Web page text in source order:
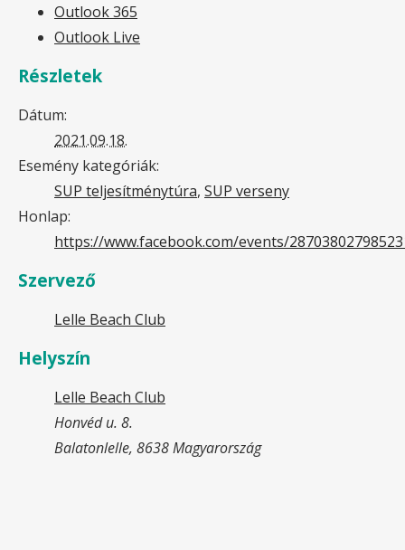
Outlook 365
Outlook Live
Részletek
Dátum:
2021.09.18.
Esemény kategóriák:
SUP teljesítménytúra, SUP verseny
Honlap:
https://www.facebook.com/events/
Szervező
Lelle Beach Club
Helyszín
Lelle Beach Club
Honvéd u. 8.
Balatonlelle, 8638Magyarország